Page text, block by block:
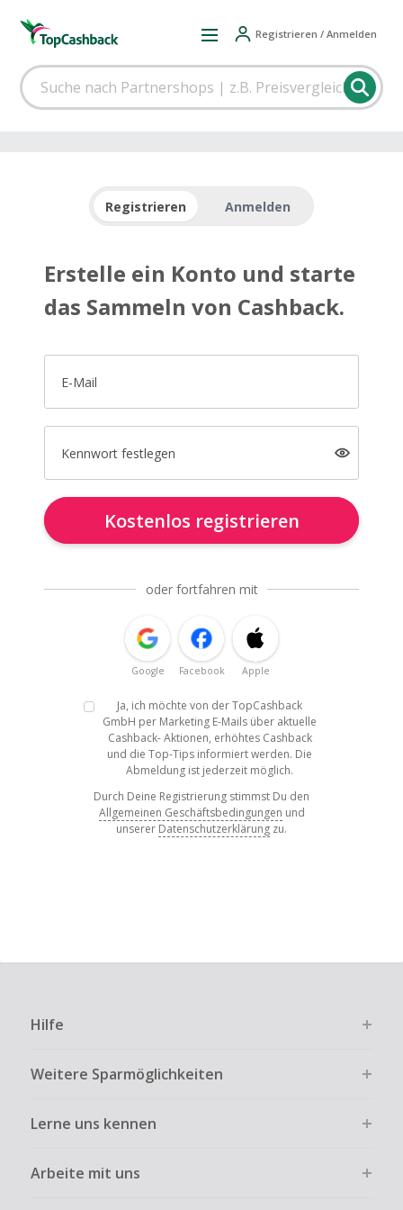
Registrieren / Anmelden
Registrieren Anmelden
Erstelle ein Konto und starte
das Sammeln von Cashback.
E-Mail
Kennwort festlegen
Kostenlos registrieren
oder fortfahren mit
Google Facebook Apple
Ja, ich möchte von der TopCashback
GmbH per Marketing E-Mails über aktuelle
Cashback- Aktionen, erhöhtes Cashback
und die Top-Tips informiert werden. Die
Abmeldung ist jederzeit möglich.
Durch Deine Registrierung stimmst Du den
Allgemeinen Geschäftsbedingungen und
unserer Datenschutzerklärung zu.
Hilfe
Weitere Sparmöglichkeiten
Lerne uns kennen
Arbeite mit uns